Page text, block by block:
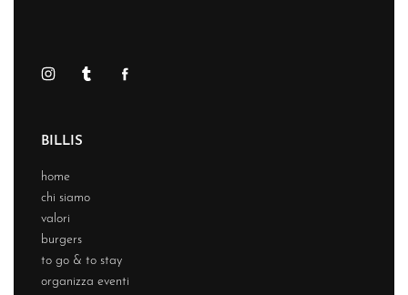
BILLIS
home
chi siamo
valori
burgers
to go & to stay
organizza eventi